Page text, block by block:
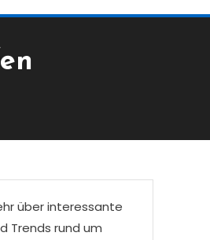
über interessante
Trends rund um